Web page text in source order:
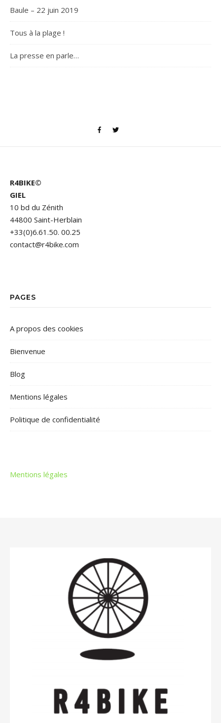
Baule – 22 juin 2019
Tous à la plage !
La presse en parle…
R4BIKE©
GIEL
10 bd du Zénith
44800 Saint-Herblain
+33(0)6.61.50. 00.25
contact@r4bike.com
PAGES
A propos des cookies
Bienvenue
Blog
Mentions légales
Politique de confidentialité
Mentions légales